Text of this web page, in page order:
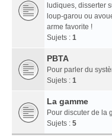
ludiques, disserter
loup-garou ou
arme favorite !
Sujets : 1
PBTA
Pour parler du
Sujets : 1
La gamme
Pour discuter de la
Sujets : 5